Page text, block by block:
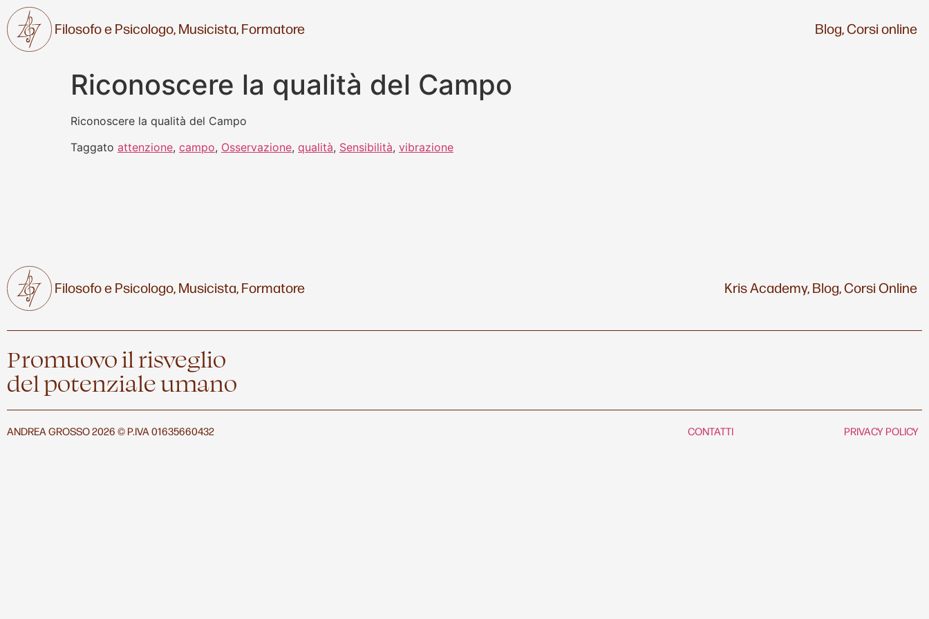
Filosofo e Psicologo,Musicista,Formatore Blog,Corsi online
Riconoscere la qualità del Campo
Riconoscere la qualità del Campo
Taggato attenzione, campo, Osservazione, qualità, Sensibilità, vibrazione
Filosofo e Psicologo,Musicista,Formatore Kris Academy,Blog,Corsi Online
Promuovo il risveglio
del potenziale umano
ANDREA GROSSO 2026 © P.IVA 01635660432 CONTATTI PRIVACY POLICY